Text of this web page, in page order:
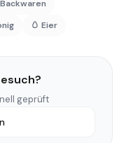
🥚 Eier
geprüft